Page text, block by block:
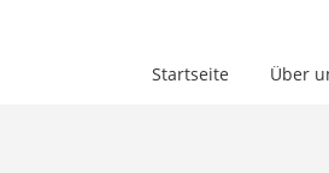
Startseite Über